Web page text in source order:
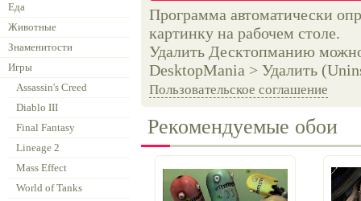
Еда
Животные
Знаменитости
Игры
Assassin's Creed
Diablo III
Final Fantasy
Lineage 2
Mass Effect
World of Tanks
Программа автоматически
картинку на рабочем столе.
Удалить Десктопманию
DesktopMania > Удалить
Пользовательское соглашение
Рекомендуемые обои